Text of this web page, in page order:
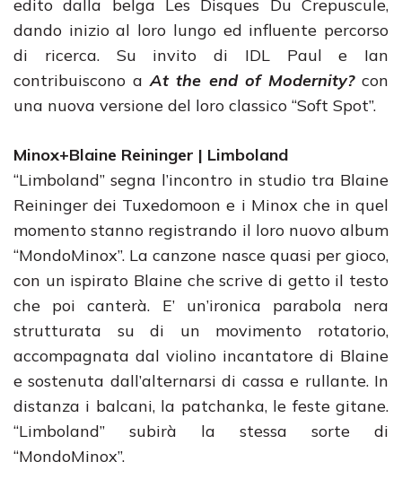
edito dalla belga Les Disques Du Crepuscule,
dando inizio al loro lungo ed influente percorso
di ricerca. Su invito di IDL Paul e Ian
contribuiscono aAt the end of Modernity?con
una nuova versione del loro classico “Soft Spot”.
Minox+Blaine Reininger | Limboland
“Limboland” segna l’incontro in studio tra Blaine
Reininger dei Tuxedomoon e i Minox che in quel
momento stanno registrando il loro nuovo album
“MondoMinox”. La canzone nasce quasi per gioco,
con un ispirato Blaine che scrive di getto il testo
che poi canterà. E’ un’ironica parabola nera
strutturata su di un movimento rotatorio,
accompagnata dal violino incantatore di Blaine
e sostenuta dall’alternarsi di cassa e rullante. In
distanza i balcani, la patchanka, le feste gitane.
“Limboland” subirà la stessa sorte di
“MondoMinox”.